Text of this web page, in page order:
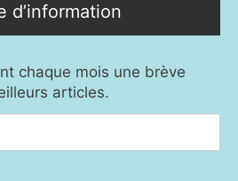
d’information
chaque mois une brève
articles.